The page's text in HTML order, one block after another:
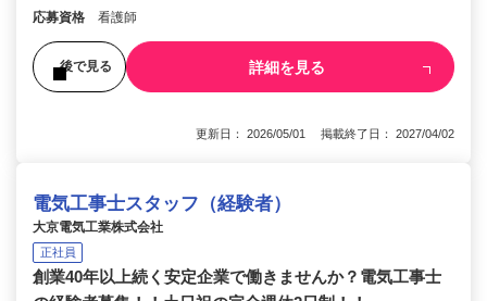
応募資格 看護師
後で見る 詳細を見る
更新日： 2026/05/01 掲載終了日： 2027/04/02
電気工事士スタッフ（経験者）
大京電気工業株式会社
正社員
創業40年以上続く安定企業で働きませんか？電気工事士